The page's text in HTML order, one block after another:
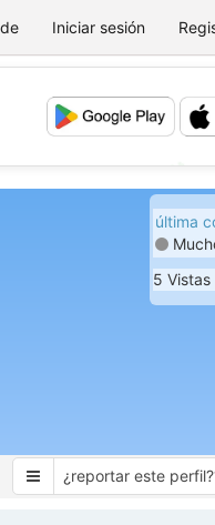
Iniciar sesión
💕
última
5 Vistas |
¿reportar este